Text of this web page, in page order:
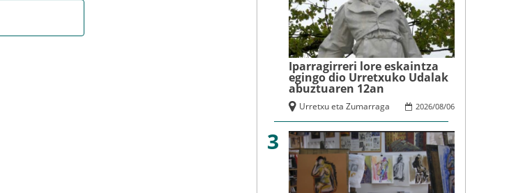
Iparragirreri lore eskaintza
egingo dio Urretxuko Udalak
abuztuaren 12an
2026/08/06
Urretxu eta Zumarraga
3